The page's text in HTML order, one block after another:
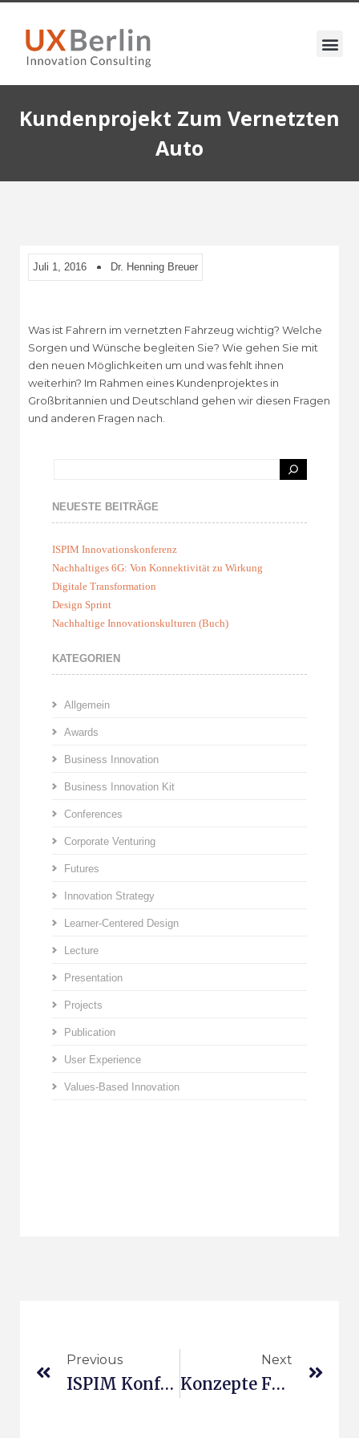
Kundenprojekt Zum Vernetzten
Auto
Juli 1, 2016 Dr. Henning Breuer
Was ist Fahrern im vernetzten Fahrzeug wichtig? Welche
Sorgen und Wünsche begleiten Sie? Wie gehen Sie mit
den neuen Möglichkeiten um und was fehlt ihnen
weiterhin? Im Rahmen eines Kundenprojektes in
Großbritannien und Deutschland gehen wir diesen Fragen
und anderen Fragen nach.
NEUESTE BEITRÄGE
ISPIM Innovationskonferenz
Nachhaltiges 6G: Von Konnektivität zu Wirkung
Digitale Transformation
Design Sprint
Nachhaltige Innovationskulturen (Buch)
KATEGORIEN
Allgemein
Awards
Business Innovation
Business Innovation Kit
Conferences
Corporate Venturing
Futures
Innovation Strategy
Learner-Centered Design
Lecture
Presentation
Projects
Publication
User Experience
Values-Based Innovation
Previous
ISPIM Konferenz 2016
Next
Konzepte Für Das Vernetzte Auto